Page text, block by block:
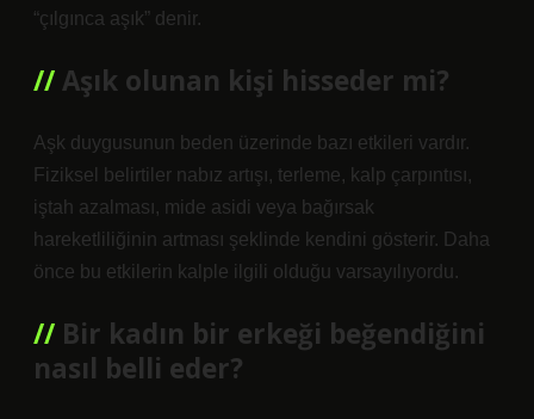
“çılgınca aşık” denir.
Aşık olunan kişi hisseder mi?
Aşk duygusunun beden üzerinde bazı etkileri vardır.
Fiziksel belirtiler nabız artışı, terleme, kalp çarpıntısı,
iştah azalması, mide asidi veya bağırsak
hareketliliğinin artması şeklinde kendini gösterir. Daha
önce bu etkilerin kalple ilgili olduğu varsayılıyordu.
Bir kadın bir erkeği beğendiğini
nasıl belli eder?